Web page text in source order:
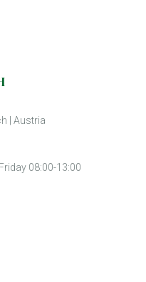
| Austria
08:00-13:00